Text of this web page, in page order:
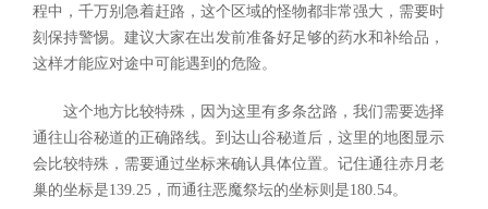
程中，千万别急着赶路，这个区域的怪物都非常强大，需要时
刻保持警惕。建议大家在出发前准备好足够的药水和补给品，
这样才能应对途中可能遇到的危险。
这个地方比较特殊，因为这里有多条岔路，我们需要选择
通往山谷秘道的正确路线。到达山谷秘道后，这里的地图显示
会比较特殊，需要通过坐标来确认具体位置。记住通往赤月老
巢的坐标是139.25，而通往恶魔祭坛的坐标则是180.54。